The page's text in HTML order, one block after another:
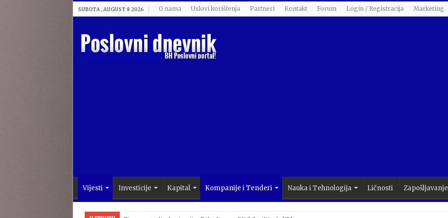
SUBOTA , AUGUST 8 2026 O nama Uslovi korištenja Partneri Kontakt Forum Login / Registracija Marketing
Vijesti Investicije Kapital Kompanije i Tenderi Nauka i Tehnologija Ličnosti Zapošljavanje